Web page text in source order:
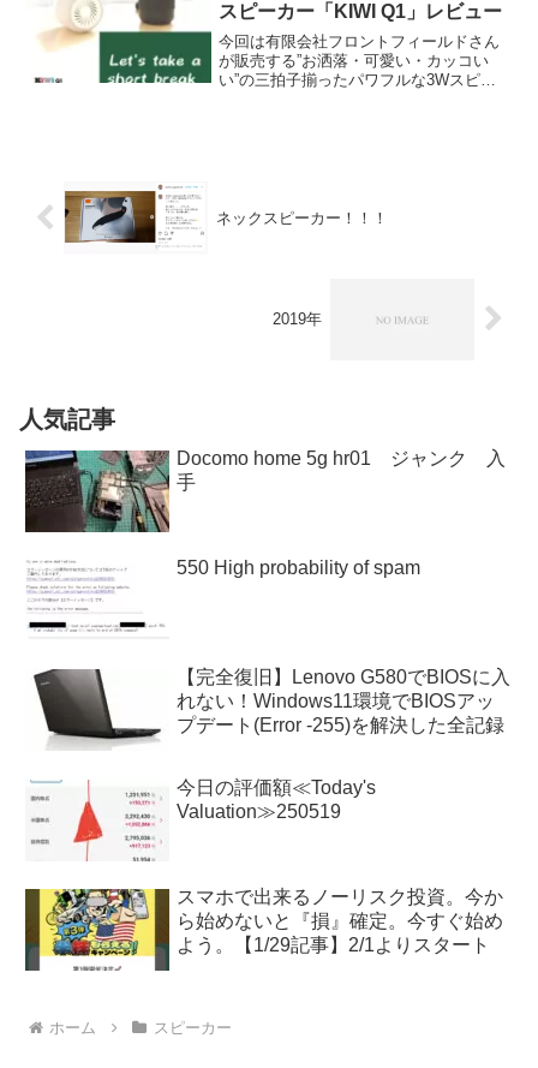
スピーカー「KIWI Q1」レビュー
今回は有限会社フロントフィールドさん
が販売する”お洒落・可愛い・カッコい
い”の三拍子揃ったパワフルな3Wスピー
ネックスピーカー！！！
2019年
人気記事
Docomo home 5g hr01 ジャンク 入
手
550 High probability of spam
【完全復旧】Lenovo G580でBIOSに入
れない！Windows11環境でBIOSアッ
プデート(Error -255)を解決した全記録
今日の評価額≪Today's
Valuation≫250519
スマホで出来るノーリスク投資。今か
ら始めないと『損』確定。今すぐ始め
よう。【1/29記事】2/1よりスタート
ホーム スピーカー